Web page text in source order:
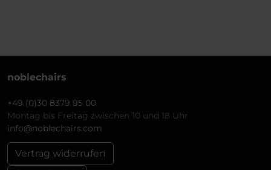
noblechairs
+49 (0)30 8379 95 00
Montag bis Freitag zwischen 10 und 18 Uhr
info@noblechairs.com
Vertrag widerrufen